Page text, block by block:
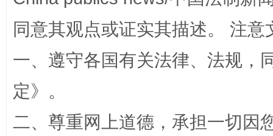
同意其观点或证实其描述。 注
一、遵守各国有关法律、法规，
定》。
二、尊重网上道德，承担一切因